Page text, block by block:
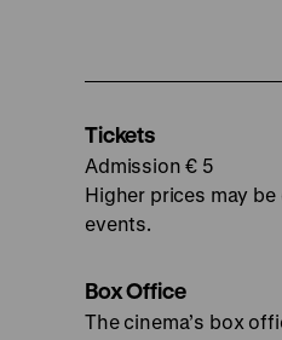
Tickets
Admission € 5
Higher prices may
events.
Box Office
The cinema’s box